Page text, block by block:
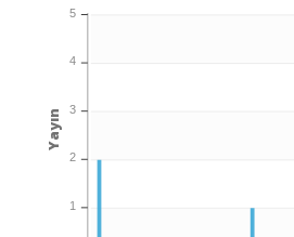
5
4
3
2
1
Yayın